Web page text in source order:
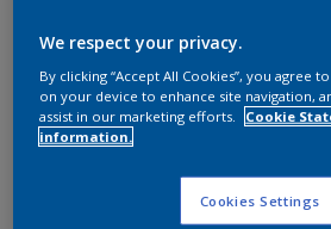
5Produs găsit
Filtru
savana Superculoare
We respect your privacy.
By clicking “Accept All Cookies”, you agree
on your device to enhance site navigation,
assist in our marketing efforts.
Cookie
information.
Cookies Settings